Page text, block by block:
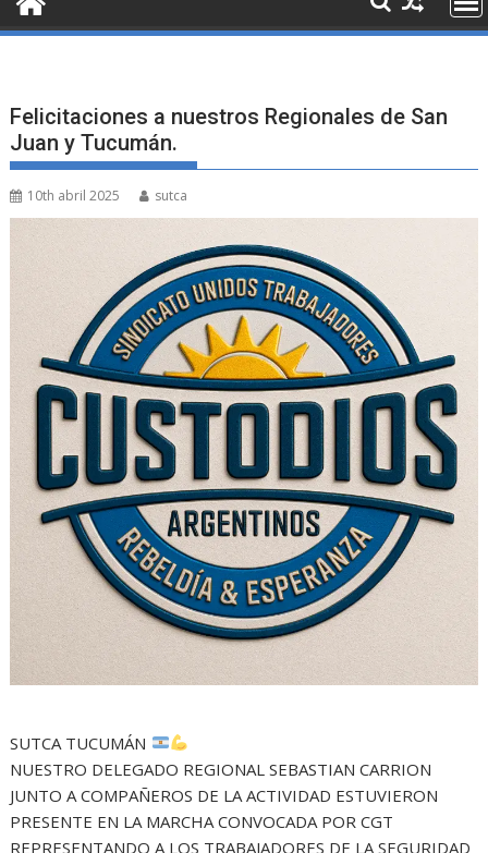
Felicitaciones a nuestros Regionales de San
Juan y Tucumán.
10th abril 2025 sutca
SUTCA TUCUMÁN
NUESTRO DELEGADO REGIONAL SEBASTIAN CARRION
JUNTO A COMPAÑEROS DE LA ACTIVIDAD ESTUVIERON
PRESENTE EN LA MARCHA CONVOCADA POR CGT
REPRESENTANDO A LOS TRABAJADORES DE LA SEGURIDAD